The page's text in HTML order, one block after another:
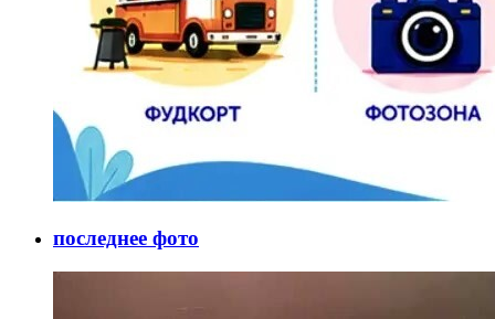
последнее фото